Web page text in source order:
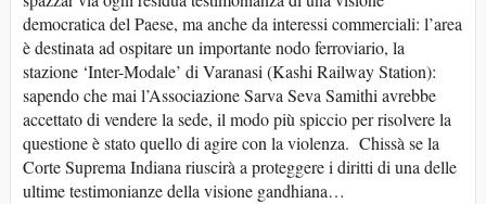
democratica del Paese, ma anche da interessi commerciali: l’area
è destinata ad ospitare un importante nodo ferroviario, la
stazione ‘Inter-Modale’ di Varanasi (Kashi Railway Station):
sapendo che mai l’Associazione Sarva Seva Samithi avrebbe
accettato di vendere la sede, il modo più spiccio per risolvere la
questione è stato quello di agire con la violenza. Chissà se la
Corte Suprema Indiana riuscirà a proteggere i diritti di una delle
ultime testimonianze della visione gandhiana…